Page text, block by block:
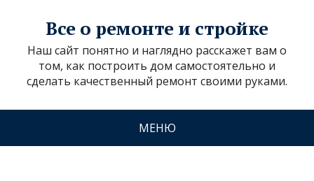
Все о ремонте и стройке
Наш сайт понятно и наглядно расскажет вам о
том, как построить дом самостоятельно и
сделать качественный ремонт своими руками.
МЕНЮ